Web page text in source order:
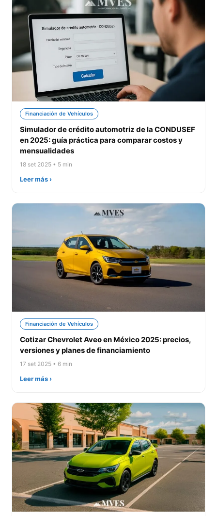
Financiación de Vehículos
Simulador de crédito automotriz de la CONDUSEF
en 2025: guía práctica para comparar costos y
mensualidades
18 set 2025 • 5 min
Leer más ›
Financiación de Vehículos
Cotizar Chevrolet Aveo en México 2025: precios,
versiones y planes de financiamiento
17 set 2025 • 6 min
Leer más ›